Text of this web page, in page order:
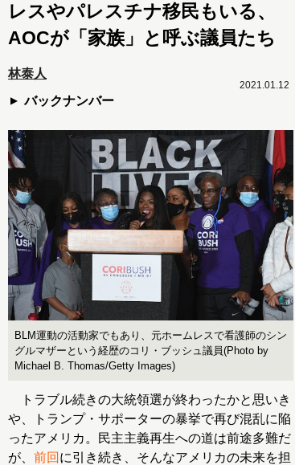
レスやパレスチナ移民もいる、
AOCが「家族」と呼ぶ議員たち
林泰人
バックナンバー
2021.01.12
BLM運動の活動家でもあり、元ホームレスで看護師のシン
グルマザーという経歴のコリ・ブッシュ議員(Photo by
Michael B. Thomas/Getty Images)
トラブル続きの大統領選が終わったかと思いき
や、トランプ・サポーターの暴挙で再び混乱に陥
ったアメリカ。民主主義再生への道は前途多難だ
が、 前回 に引き続き、そんなアメリカの未来を担